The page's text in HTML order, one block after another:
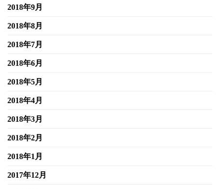
2018年9月
2018年8月
2018年7月
2018年6月
2018年5月
2018年4月
2018年3月
2018年2月
2018年1月
2017年12月